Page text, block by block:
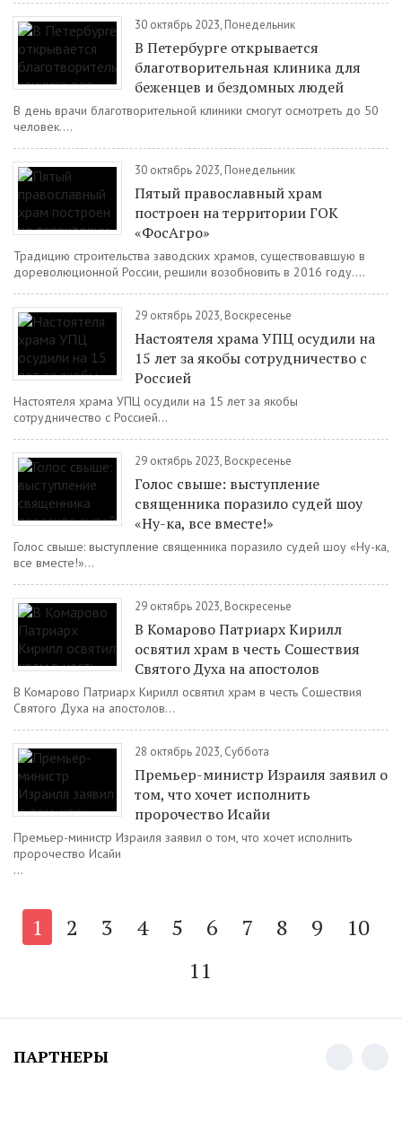
30 октябрь 2023, Понедельник
В Петербурге открывается
благотворительная клиника для
беженцев и бездомных людей
В день врачи благотворительной клиники смогут осмотреть до 50
человек....
30 октябрь 2023, Понедельник
Пятый православный храм
построен на территории ГОК
«ФосАгро»
Традицию строительства заводских храмов, существовавшую в
дореволюционной России, решили возобновить в 2016 году....
29 октябрь 2023, Воскресенье
Настоятеля храма УПЦ осудили на
15 лет за якобы сотрудничество с
Россией
Настоятеля храма УПЦ осудили на 15 лет за якобы
сотрудничество с Россией...
29 октябрь 2023, Воскресенье
Голос свыше: выступление
священника поразило судей шоу
«Ну-ка, все вместе!»
Голос свыше: выступление священника поразило судей шоу «Ну-ка,
все вместе!»...
29 октябрь 2023, Воскресенье
В Комарово Патриарх Кирилл
освятил храм в честь Сошествия
Святого Духа на апостолов
В Комарово Патриарх Кирилл освятил храм в честь Сошествия
Святого Духа на апостолов...
28 октябрь 2023, Суббота
Премьер-министр Израиля заявил о
том, что хочет исполнить
пророчество Исайи
Премьер-министр Израиля заявил о том, что хочет исполнить
пророчество Исайи
...
1 2 3 4 5 6 7 8 9
10
11
ПАРТНЕРЫ